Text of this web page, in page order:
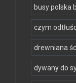
busy polska
czym
drewniana
dywany do